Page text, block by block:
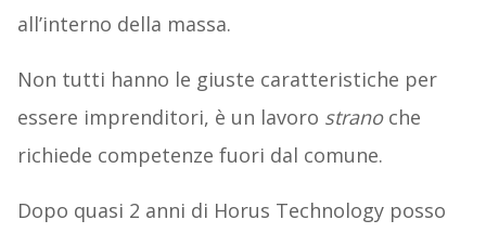
all’interno della massa.
Non tutti hanno le giuste caratteristiche per
essere imprenditori, è un lavoro stranoche
richiede competenze fuori dal comune.
Dopo quasi 2 anni di Horus Technology posso